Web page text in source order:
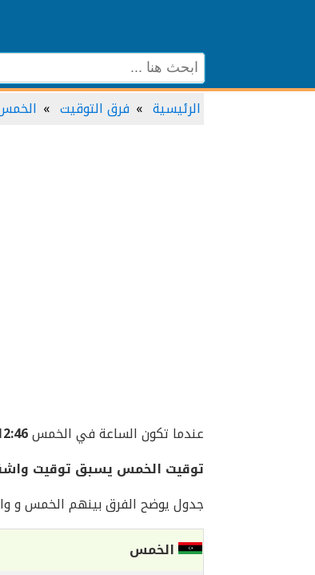
الرئيسية فرق التوقيت
عندما تكون الساعة في الخمس12:46
توقيت الخمس يسبق توقيت واشنطن
جدول يوضح الفرق بينهم الخمس و
الخمس